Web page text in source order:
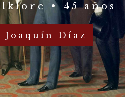
• 45 años
Joaquín Díaz